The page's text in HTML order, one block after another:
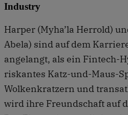
Industry
Harper (Myha’la Herrold)
Abela) sind auf dem
angelangt, als ein Fintech-
riskantes Katz-und-Maus-
Wolkenkratzern und
wird ihre Freundschaft auf